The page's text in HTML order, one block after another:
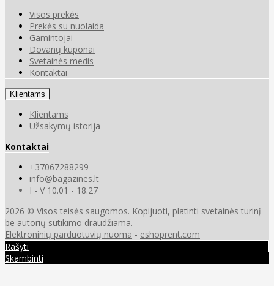
Visos prekės
Prekės su nuolaida
Gamintojai
Dovanų kuponai
Svetainės medis
Kontaktai
Klientams
Klientams
Užsakymų istorija
Kontaktai
+37067288299
info@bagazines.lt
I - V 10.01 - 18.27
2026 © Visos teisės saugomos. Kopijuoti, platinti svetainės turinį
be autorių sutikimo draudžiama.
Elektroninių parduotuvių nuoma - eshoprent.com
Rašyti
Skambinti